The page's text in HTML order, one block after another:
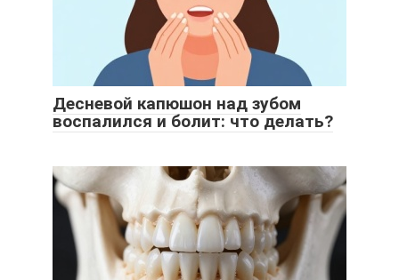
Десневой капюшон над зубом
воспалился и болит: что делать?